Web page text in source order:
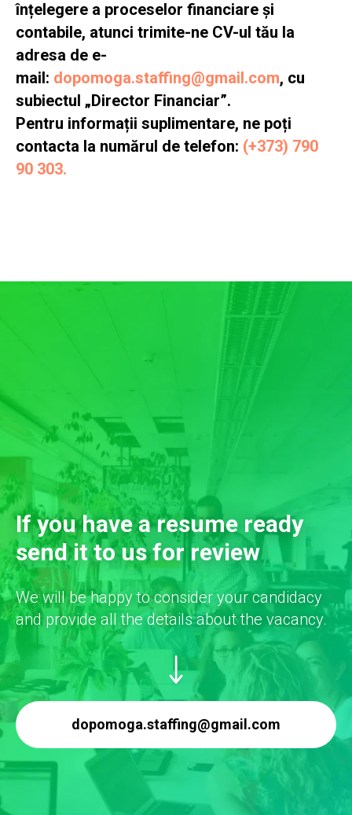
înțelegere a proceselor financiare și
contabile, atunci trimite-ne CV-ul tău la
adresa de e-
mail: dopomoga.staffing@gmail.com, cu
subiectul „Director Financiar”.
Pentru informații suplimentare, ne poți
contacta la numărul de telefon: (+373) 790
90 303.
If you have a resume ready
send it to us for review
We will be happy to consider your candidacy
and provide all the details about the vacancy.
dopomoga.staffing@gmail.com